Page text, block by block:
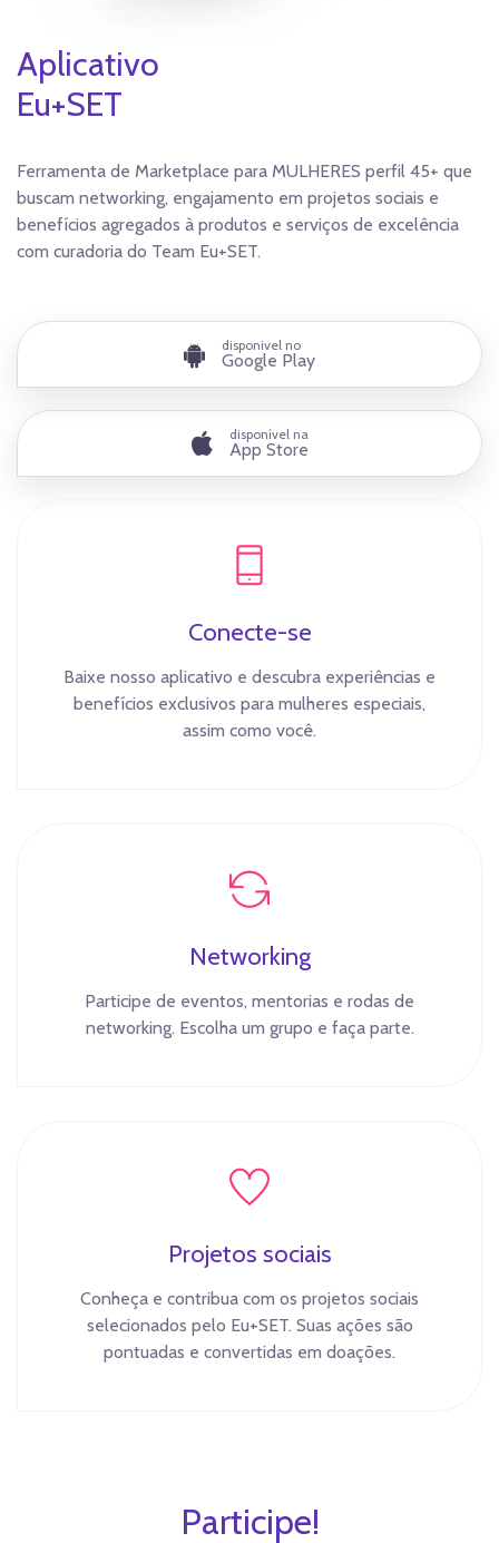
Aplicativo
Eu+SET
Ferramenta de Marketplace para MULHERES perfil 45+ que
buscam networking, engajamento em projetos sociais e
benefícios agregados à produtos e serviços de excelência
com curadoria do Team Eu+SET.
disponivel no
Google Play
disponível na
App Store
Conecte-se
Baixe nosso aplicativo e descubra experiências e
benefícios exclusivos para mulheres especiais,
assim como você.
Networking
Participe de eventos, mentorias e rodas de
networking. Escolha um grupo e faça parte.
Projetos sociais
Conheça e contribua com os projetos sociais
selecionados pelo Eu+SET. Suas ações são
pontuadas e convertidas em doações.
Participe!